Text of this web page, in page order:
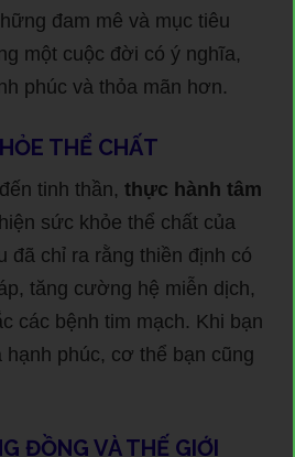
đam mê và mục tiêu
một cuộc đời có ý nghĩa,
phúc và thỏa mãn hơn.
THỂ CHẤT
tinh thần, thực hành tâm
sức khỏe thể chất của
đã chỉ ra rằng thiền định có
tăng cường hệ miễn dịch,
các bệnh tim mạch. Khi bạn
hạnh phúc, cơ thể bạn cũng
ĐỒNG VÀ THẾ GIỚI